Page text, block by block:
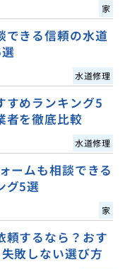
家
できる信頼の水道
水道修理
すめランキング5
者を徹底比較
水道修理
ームも相談できる
グ5選
家
頼するなら？おす
敗しない選び方